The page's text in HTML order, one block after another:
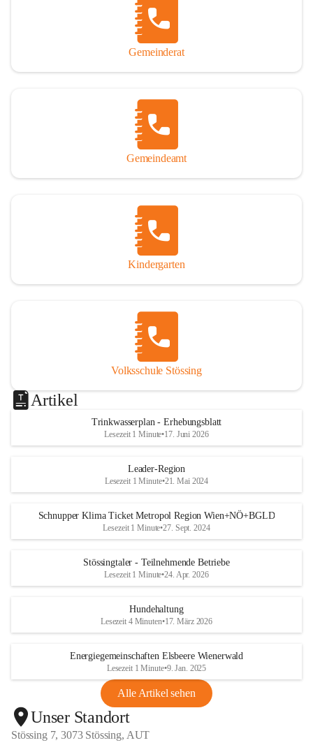
Gemeinderat
Gemeindeamt
Kindergarten
Volksschule Stössing
Artikel
Trinkwasserplan - Erhebungsblatt
Lesezeit 1 Minute•17. Juni 2026
Leader-Region
Lesezeit 1 Minute•21. Mai 2024
Schnupper Klima Ticket Metropol Region Wien+NÖ+BGLD
Lesezeit 1 Minute•27. Sept. 2024
Stössingtaler - Teilnehmende Betriebe
Lesezeit 1 Minute•24. Apr. 2026
Hundehaltung
Lesezeit 4 Minuten•17. März 2026
Energiegemeinschaften Elsbeere Wienerwald
Lesezeit 1 Minute•9. Jan. 2025
Alle Artikel sehen
Unser Standort
Stössing 7, 3073 Stössing, AUT